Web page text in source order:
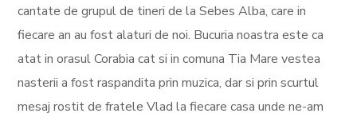
cantate de grupul de tineri de la Sebes Alba, care in
fiecare an au fost alaturi de noi. Bucuria noastra este ca
atat in orasul Corabia cat si in comuna Tia Mare vestea
nasterii a fost raspandita prin muzica, dar si prin scurtul
mesaj rostit de fratele Vlad la fiecare casa unde ne-am